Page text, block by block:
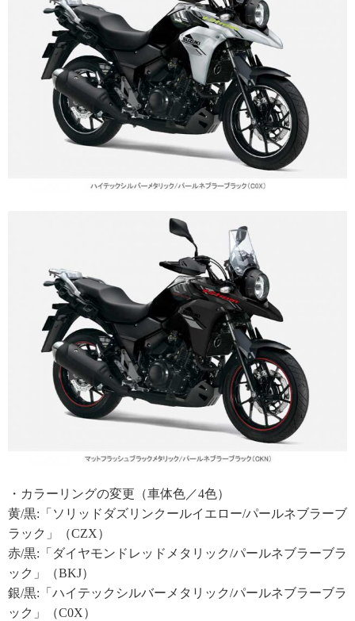
・カラーリングの変更（車体色／4色）
黄/黒:「ソリッドダズリンクールイエロー/パールネブラーブ
ラック」（CZX）
赤/黒:「ダイヤモンドレッドメタリック/パールネブラーブラ
ック」（BKJ）
銀/黒:「ハイテックシルバーメタリック/パールネブラーブラ
ック」（C0X）